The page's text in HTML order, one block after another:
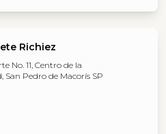
Richiez
No. 11, Centro de la
San Pedro de Macorís SP